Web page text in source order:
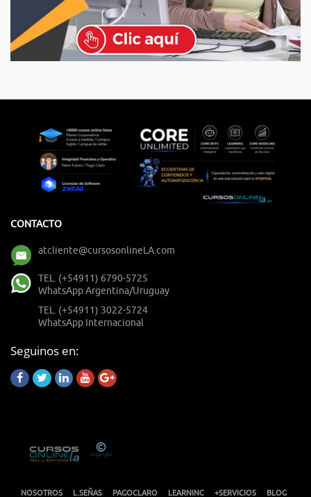
CONTACTO
atcliente@cursosonlineLA.com
TEL. (+54911) 6790-5725
WhatsApp Argentina/Uruguay
TEL. (+54911) 3022-5724
WhatsApp Internacional
Seguinos en:
NOSOTROS L.SEÑAS PAGOCLARO LEARNINC +SERVICIOS BLOG